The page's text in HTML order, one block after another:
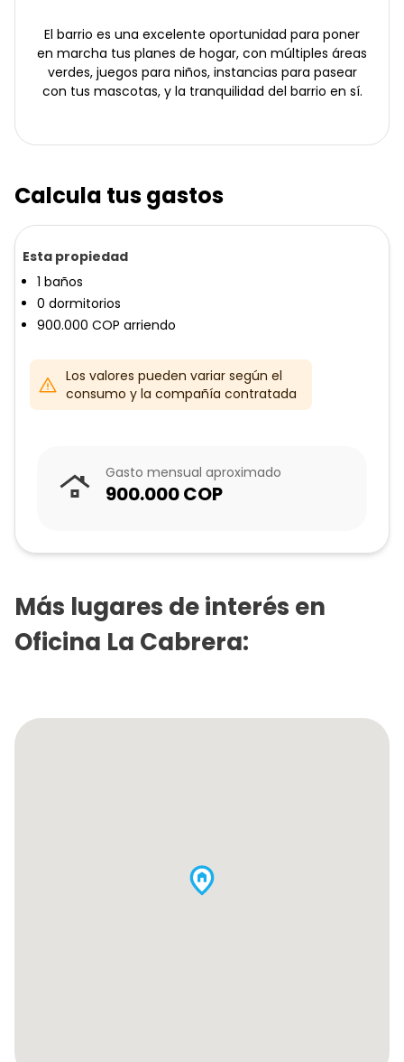
El barrio es una excelente oportunidad para poner
en marcha tus planes de hogar, con múltiples áreas
verdes, juegos para niños, instancias para pasear
con tus mascotas, y la tranquilidad del barrio en sí.
Calcula tus gastos
Esta propiedad
1 baños
0 dormitorios
900.000 COP arriendo
Los valores pueden variar según el
consumo y la compañía contratada
Gasto mensual aproximado
900.000COP
Más lugares de interés en
Oficina La Cabrera: